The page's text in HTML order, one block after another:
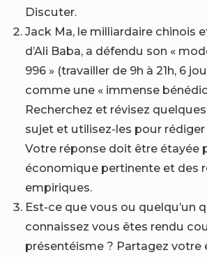
Discuter.
Jack Ma, le milliardaire chinois
d’Ali Baba, a défendu son «
996 » (travailler de 9h à 21h, 6
comme une « immense
Recherchez et révisez
sujet et utilisez-les pour rédiger
Votre réponse doit être étayée
économique pertinente et des
empiriques.
Est-ce que vous ou quelqu’un
connaissez vous êtes rendu
présentéisme ? Partagez votre